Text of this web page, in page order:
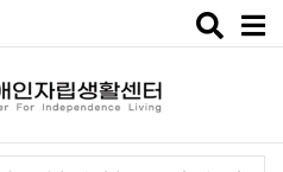
Toggle